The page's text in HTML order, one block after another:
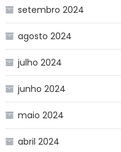
setembro 2024
agosto 2024
julho 2024
junho 2024
maio 2024
abril 2024